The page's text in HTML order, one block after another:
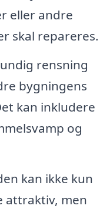
eller andre
skal repareres.
rensning
bygningens
kan inkludere
og
kan ikke kun
attraktiv, men